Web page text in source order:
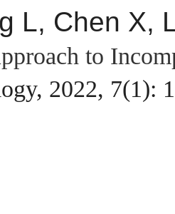
L, Chen X,
to
2022, 7(1):